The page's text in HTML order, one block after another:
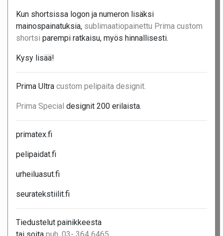
Kun shortsissa logon ja numeron lisäksi
mainospainatuksia, sublimaatiopainettu Prima custom
shortsi parempi ratkaisu, myös hinnallisesti.
Kysy lisää!
Prima Ultra custom pelipaita designit.
Prima Special designit 200 erilaista.
primatex.fi
pelipaidat.fi
urheiluasut.fi
seuratekstiilit.fi
Tiedustelut painikkeesta